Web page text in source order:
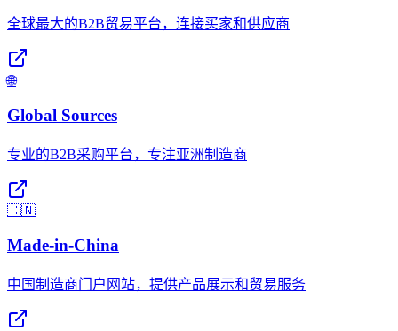
全球最大的B2B贸易平台，连接买家和供应商
🌐
Global Sources
专业的B2B采购平台，专注亚洲制造商
🇨🇳
Made-in-China
中国制造商门户网站，提供产品展示和贸易服务